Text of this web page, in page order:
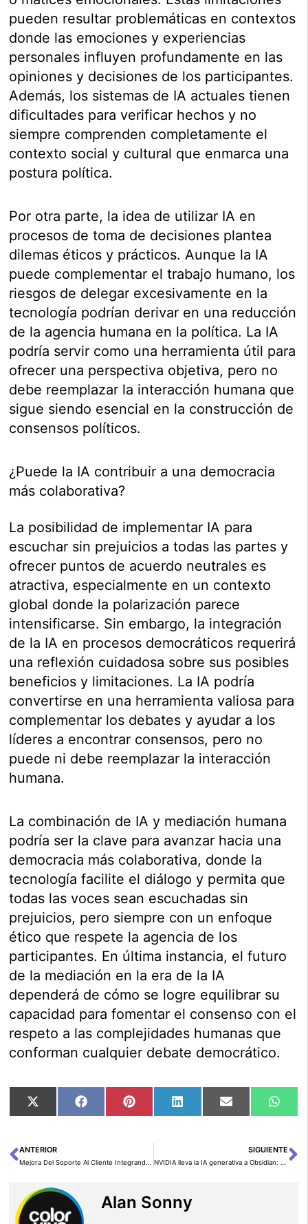
pueden resultar problemáticas en contextos
donde las emociones y experiencias
personales influyen profundamente en las
opiniones y decisiones de los participantes.
Además, los sistemas de IA actuales tienen
dificultades para verificar hechos y no
siempre comprenden completamente el
contexto social y cultural que enmarca una
postura política.
Por otra parte, la idea de utilizar IA en
procesos de toma de decisiones plantea
dilemas éticos y prácticos. Aunque la IA
puede complementar el trabajo humano, los
riesgos de delegar excesivamente en la
tecnología podrían derivar en una reducción
de la agencia humana en la política. La IA
podría servir como una herramienta útil para
ofrecer una perspectiva objetiva, pero no
debe reemplazar la interacción humana que
sigue siendo esencial en la construcción de
consensos políticos.
¿Puede la IA contribuir a una democracia
más colaborativa?
La posibilidad de implementar IA para
escuchar sin prejuicios a todas las partes y
ofrecer puntos de acuerdo neutrales es
atractiva, especialmente en un contexto
global donde la polarización parece
intensificarse. Sin embargo, la integración
de la IA en procesos democráticos requerirá
una reflexión cuidadosa sobre sus posibles
beneficios y limitaciones. La IA podría
convertirse en una herramienta valiosa para
complementar los debates y ayudar a los
líderes a encontrar consensos, pero no
puede ni debe reemplazar la interacción
humana.
La combinación de IA y mediación humana
podría ser la clave para avanzar hacia una
democracia más colaborativa, donde la
tecnología facilite el diálogo y permita que
todas las voces sean escuchadas sin
prejuicios, pero siempre con un enfoque
ético que respete la agencia de los
participantes. En última instancia, el futuro
de la mediación en la era de la IA
dependerá de cómo se logre equilibrar su
capacidad para fomentar el consenso con el
respeto a las complejidades humanas que
conforman cualquier debate democrático.
Compartir
en
X
Compartir
en
FacebookCompartir
en
PinterestCompartir
en
LinkedInCompartir
en
Email
en
Ant
ANTERIOR SIGUIENTE
Alan Sonny